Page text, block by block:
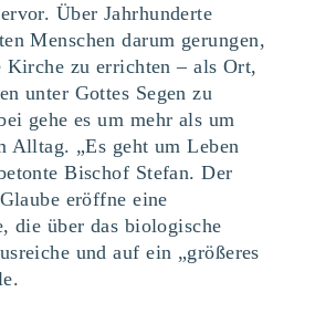
Über Jahrhunderte
Menschen darum gerungen,
Kirche zu errichten – als Ort,
unter Gottes Segen zu
gehe es um mehr als um
Alltag. „Es geht um Leben
Bischof Stefan. Der
eröffne eine
die über das biologische
und auf ein „größeres